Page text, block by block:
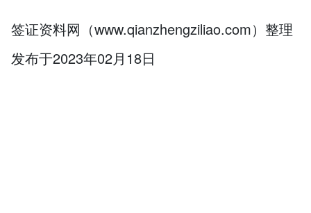
签证资料网（www.qianzhengziliao.com）整理
发布于2023年02月18日